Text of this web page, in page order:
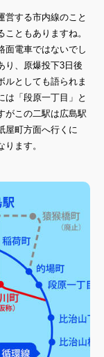
営する市内線のこと
ともありますね。
面電車ではないでし
り、原爆投下3日後
ルとしても語られま
は「段原一丁目」と
がこの二駅は広島駅
屋町方面へ行くに
ます。